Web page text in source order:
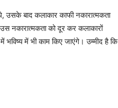
उसके बाद कलाकार काफी नकारात्मकता
नकारात्मकता को दूर कर कलाकारों
में भी काम किए जाएंगे। उम्मीद है कि